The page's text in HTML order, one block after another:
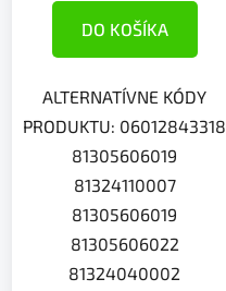
DO KOŠÍKA
ALTERNATÍVNE KÓDY
PRODUKTU: 06012843318
81305606019
81324110007
81305606019
81305606022
81324040002